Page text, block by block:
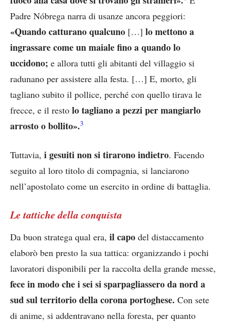
Padre Nóbrega narra di usanze ancora peggiori:
«Quando catturano qualcuno […] lo mettono a
ingrassare come un maiale fino a quando lo
uccidono; e allora tutti gli abitanti del villaggio si
radunano per assistere alla festa. […] E, morto, gli
tagliano subito il pollice, perché con quello tirava le
frecce, e il resto lo tagliano a pezzi per mangiarlo
arrosto o bollito».3
Tuttavia, i gesuiti non si tirarono indietro. Facendo
seguito al loro titolo di compagnia, si lanciarono
nell’apostolato come un esercito in ordine di battaglia.
Le tattiche della conquista
Da buon stratega qual era, il capo del distaccamento
elaborò ben presto la sua tattica: organizzando i pochi
lavoratori disponibili per la raccolta della grande messe,
fece in modo che i sei si sparpagliassero da nord a
sud sul territorio della corona portoghese. Con sete
di anime, si addentravano nella foresta, per quanto